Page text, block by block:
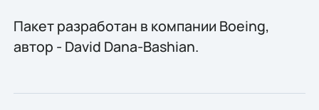
Пакет разработан в компании Boeing,
автор - David Dana-Bashian.